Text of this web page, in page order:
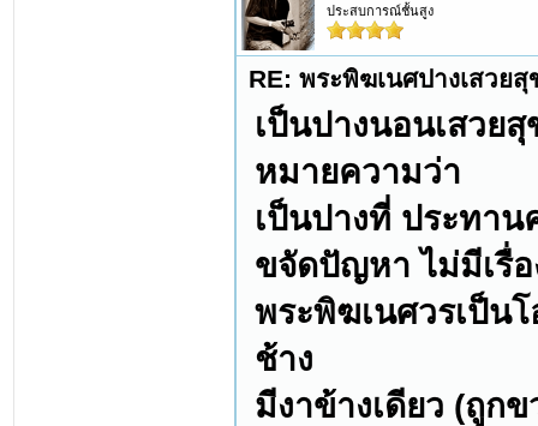
ประสบการณ์ชั้นสูง
RE: พระพิฆเนศปางเสวย
เป็นปางนอนเสวย
หมายความว่า
เป็นปางที่ ประทา
ขจัดปัญหา ไม่มีเรื่
พระพิฆเนศวรเป็น
ช้าง
มีงาข้างเดียว (ถูก